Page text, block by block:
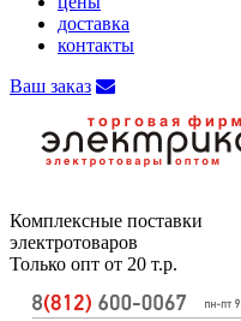
доставка
контакты
Ваш заказ
Комплексные поставки
электротоваров
Только опт от 20 т.р.